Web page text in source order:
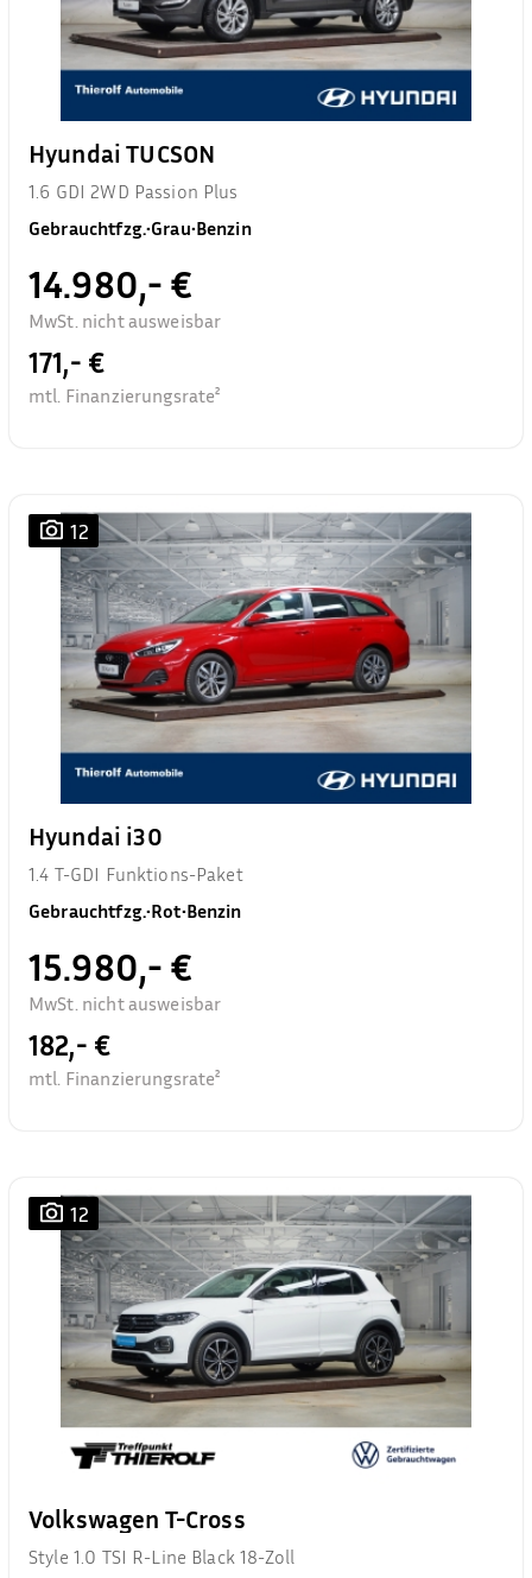
Hyundai TUCSON
1.6 GDI 2WD Passion Plus
Gebrauchtfzg.•Grau•Benzin
14.980,- €
MwSt. nicht ausweisbar
171,- €
mtl. Finanzierungsrate²
12
Hyundai i30
1.4 T-GDI Funktions-Paket
Gebrauchtfzg.•Rot•Benzin
15.980,- €
MwSt. nicht ausweisbar
182,- €
mtl. Finanzierungsrate²
12
Volkswagen T-Cross
Style 1.0 TSI R-Line Black 18-Zoll